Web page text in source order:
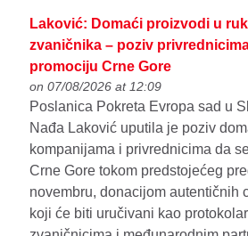
Laković: Domaći proizvodi u
zvaničnika – poziv
promociju Crne Gore
on 07/08/2026 at 12:09
Poslanica Pokreta Evropa sad u
Nađa Laković uputila je poziv
kompanijama i privrednicima da
Crne Gore tokom predstojećeg
novembru, donacijom autentičnih
koji će biti uručivani kao